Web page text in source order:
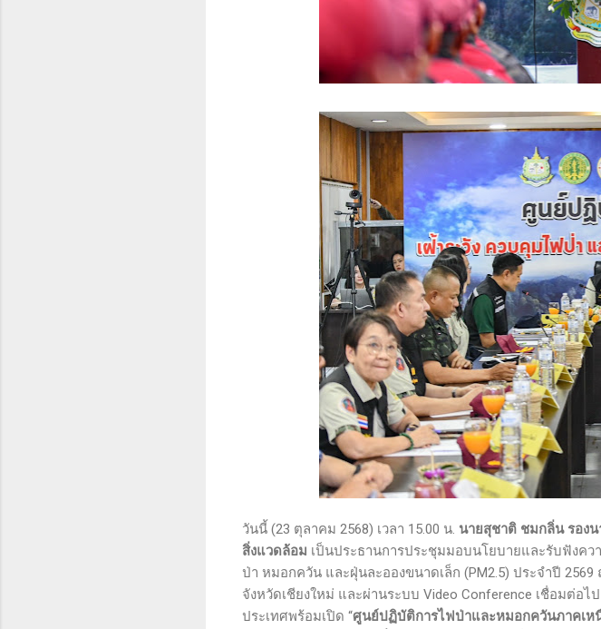
วันนี้ (23 ตุลาคม 2568) เวลา 15.00 น. นายสุชาติ ชมกลิ่น รอง
สิ่งแวดล้อม เป็นประธานการประชุมมอบนโยบายและรับฟังค
ป่า หมอกควัน และฝุ่นละอองขนาดเล็ก (PM2.5) ประจำปี
จังหวัดเชียงใหม่ และผ่านระบบ Video Conference เชื่อมต่อไ
ประเทศพร้อมเปิด “ศูนย์ปฏิบัติการไฟป่าและหมอกควันภาคเห